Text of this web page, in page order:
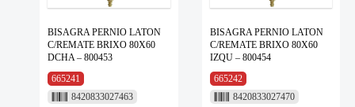
BISAGRA PERNIO LATON
C/REMATE BRIXO 80X60
DCHA – 800453
665241
8420833027463
BISAGRA PERNIO LATON
C/REMATE BRIXO 80X60
IZQU – 800454
665242
8420833027470